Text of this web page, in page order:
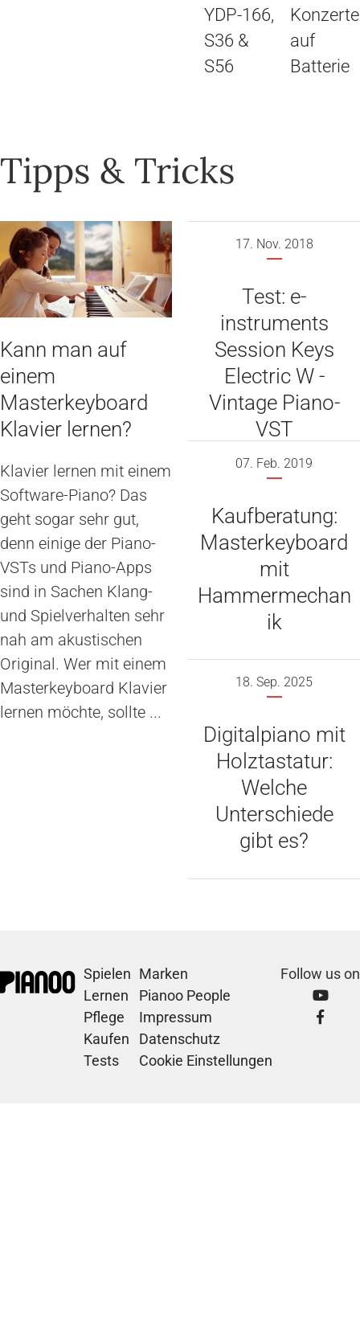
YDP-166,
S36 &
S56
Konzerte
auf
Batterie
Tipps & Tricks
Kann man auf
einem
Masterkeyboard
Klavier lernen?
Klavier lernen mit einem
Software-Piano? Das
geht sogar sehr gut,
denn einige der Piano-
VSTs und Piano-Apps
sind in Sachen Klang-
und Spielverhalten sehr
nah am akustischen
Original. Wer mit einem
Masterkeyboard Klavier
lernen möchte, sollte ...
17. Nov. 2018
Test: e-
instruments
Session Keys
Electric W -
Vintage Piano-
VST
07. Feb. 2019
Kaufberatung:
Masterkeyboard
mit
Hammermechan
ik
18. Sep. 2025
Digitalpiano mit
Holztastatur:
Welche
Unterschiede
gibt es?
Spielen
Lernen
Pflege
Kaufen
Tests
Marken
Pianoo People
Impressum
Datenschutz
Cookie Einstellungen
Follow us on